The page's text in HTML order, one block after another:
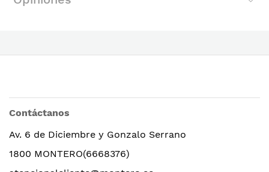
Contáctanos
Av. 6 de Diciembre y Gonzalo Serrano
1800 MONTERO(6668376)